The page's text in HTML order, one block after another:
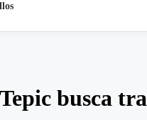
Torres
busca